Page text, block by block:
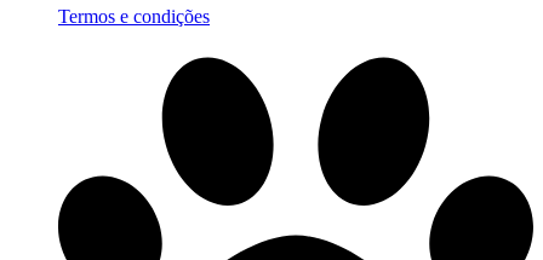
Termos e condições